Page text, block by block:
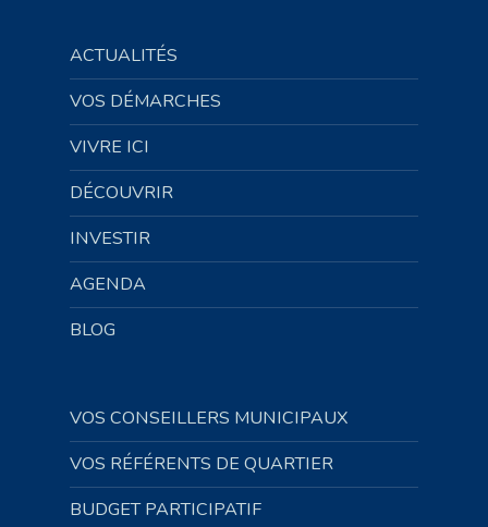
ACTUALITÉS
VOS DÉMARCHES
VIVRE ICI
DÉCOUVRIR
INVESTIR
AGENDA
BLOG
VOS CONSEILLERS MUNICIPAUX
VOS RÉFÉRENTS DE QUARTIER
BUDGET PARTICIPATIF